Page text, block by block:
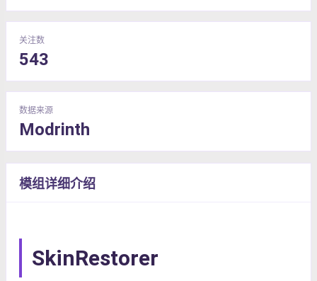
关注数
543
数据来源
Modrinth
模组详细介绍
SkinRestorer